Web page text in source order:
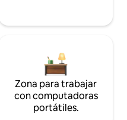
Zona para trabajar
con computadoras
portátiles.